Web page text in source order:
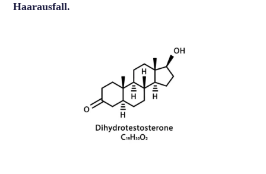
Haarausfall.